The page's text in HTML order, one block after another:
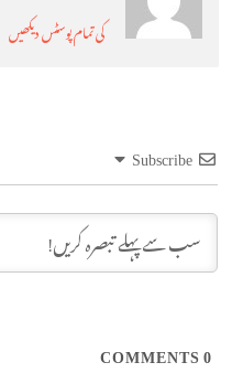
کی تمام پوسٹس دیکھیں
Subscribe
0
COMMENTS